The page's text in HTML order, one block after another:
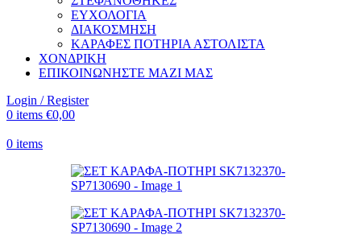
ΕΥΧΟΛΟΓΙΑ
ΔΙΑΚΟΣΜΗΣΗ
ΚΑΡΑΦΕΣ ΠΟΤΗΡΙΑ ΑΣΤΟΛΙΣΤΑ
ΧΟΝΔΡΙΚΗ
ΕΠΙΚΟΙΝΩΝΗΣΤΕ ΜΑΖΙ ΜΑΣ
Login / Register
0 items €0,00
0 items